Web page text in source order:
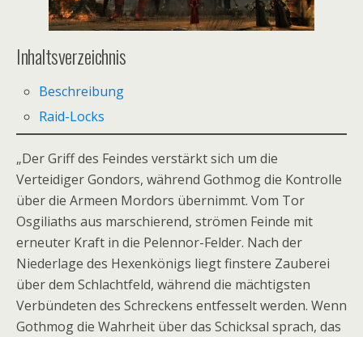
Inhaltsverzeichnis
Beschreibung
Raid-Locks
„Der Griff des Feindes verstärkt sich um die
Verteidiger Gondors, während Gothmog die Kontrolle
über die Armeen Mordors übernimmt. Vom Tor
Osgiliaths aus marschierend, strömen Feinde mit
erneuter Kraft in die Pelennor-Felder. Nach der
Niederlage des Hexenkönigs liegt finstere Zauberei
über dem Schlachtfeld, während die mächtigsten
Verbündeten des Schreckens entfesselt werden. Wenn
Gothmog die Wahrheit über das Schicksal sprach, das